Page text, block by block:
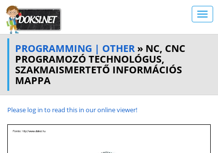
PROGRAMMING | OTHER » NC, CNC
PROGRAMOZÓ TECHNOLÓGUS,
SZAKMAISMERTETŐ INFORMÁCIÓS
MAPPA
Please log in to read this in our online viewer!